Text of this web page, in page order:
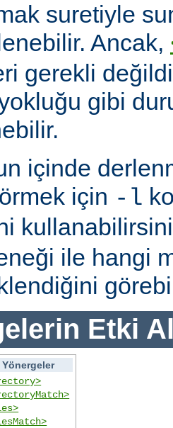
suretiyle
Ancak,
gerekli
gibi
içinde
için -l
ile hangi
Etki